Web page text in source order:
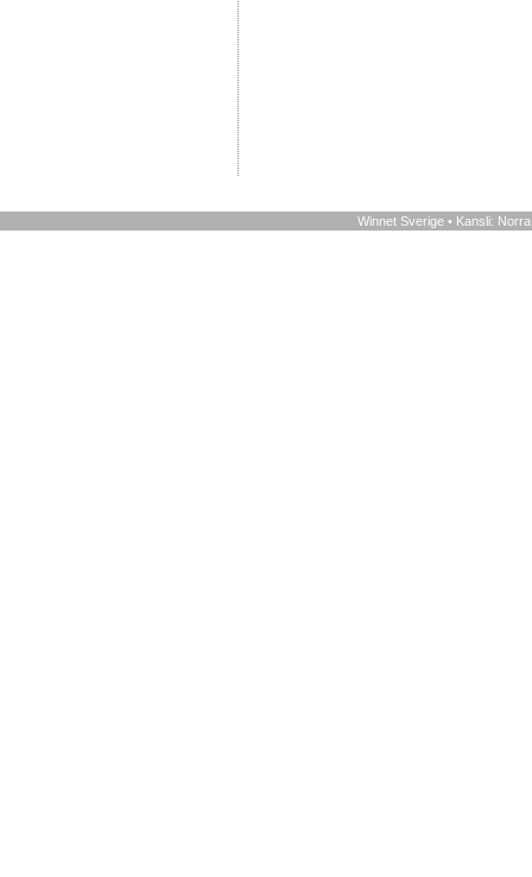
Winnet Sverige • Kansli: